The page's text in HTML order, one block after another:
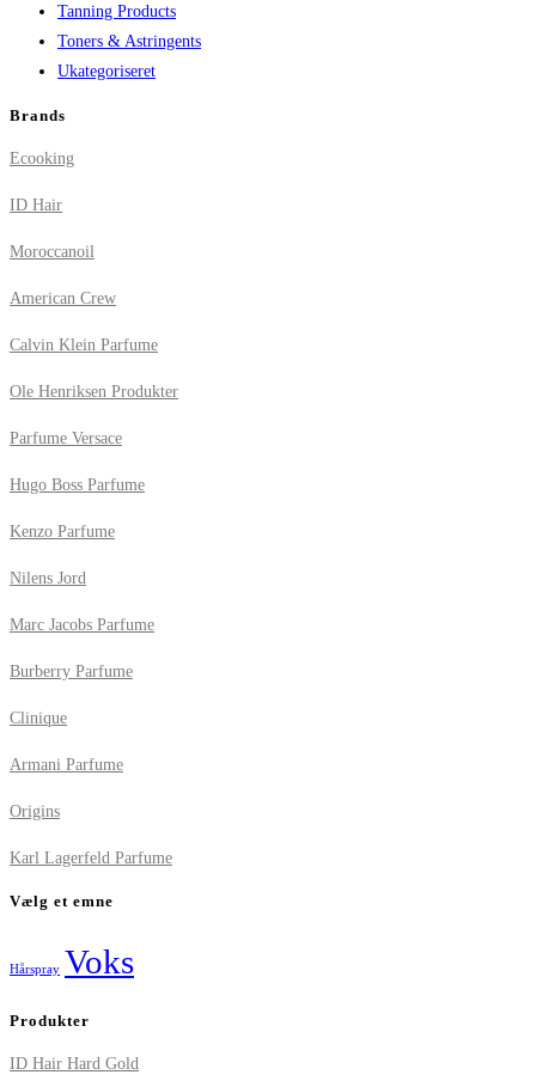
Tanning Products
Toners & Astringents
Ukategoriseret
Brands
Ecooking
ID Hair
Moroccanoil
American Crew
Calvin Klein Parfume
Ole Henriksen Produkter
Parfume Versace
Hugo Boss Parfume
Kenzo Parfume
Nilens Jord
Marc Jacobs Parfume
Burberry Parfume
Clinique
Armani Parfume
Origins
Karl Lagerfeld Parfume
Vælg et emne
Hårspray Voks
Produkter
ID Hair Hard Gold